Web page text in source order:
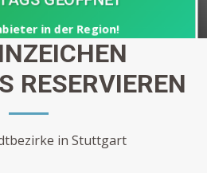
in der Region!
nach30 Minuten
RESERVIEREN
in Stuttgart